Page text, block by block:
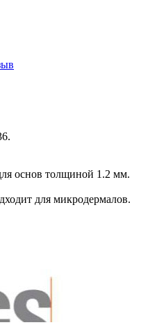
основ толщиной 1.2 мм.
для микродермалов.